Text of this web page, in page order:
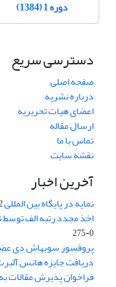
دوره 1 (1384)
دسترسی سریع
صفحه اصلی
درباره نشریه
اعضای هیات تحریریه
ارسال مقاله
تماس با ما
نقشه سایت
آخرین اخبار
نمایه در پایگاه بین المللی DOAJ
اخذ مجدد رتبه الف توسط
0-275
پروفسور سوبهاش دی
دریافت جایزه هانس آلبرت
فراخوان پذیرش مقالات